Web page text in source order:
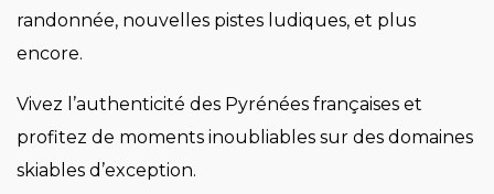
randonnée, nouvelles pistes ludiques, et plus
encore.
Vivez l’authenticité des Pyrénées françaises et
profitez de moments inoubliables sur des domaines
skiables d’exception.